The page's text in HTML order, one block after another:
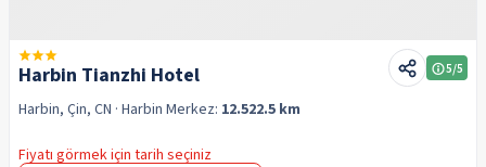
Harbin Tianzhi Hotel 5/5
Harbin, Çin, CN · Harbin Merkez: 12.522.5 km
Fiyatı görmek için tarih seçiniz